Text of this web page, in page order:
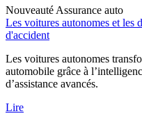
Nouveauté Assurance auto
Les voitures autonomes et les
d'accident
Les voitures autonomes
automobile grâce à
d’assistance avancés.
Lire